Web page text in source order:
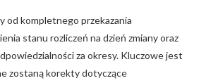
od kompletnego przekazania
stanu rozliczeń na dzień zmiany oraz
za okresy. Kluczowe jest
zostaną korekty dotyczące